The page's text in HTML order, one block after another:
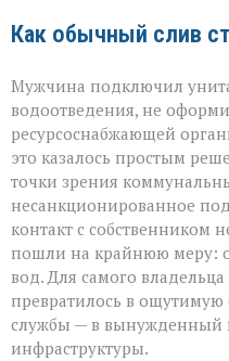
Как обычный слив
Мужчина подключил
водоотведения, не
ресурсоснабжающей
это казалось простым
точки зрения
несанкционированное
контакт с собственником
пошли на крайнюю меру:
вод. Для самого
превратилось в
службы — в вынужденный
инфраструктуры.